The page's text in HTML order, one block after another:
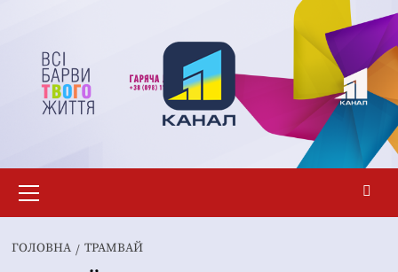
вмісту
меню
ГОЛОВНА ТРАМВАЙ